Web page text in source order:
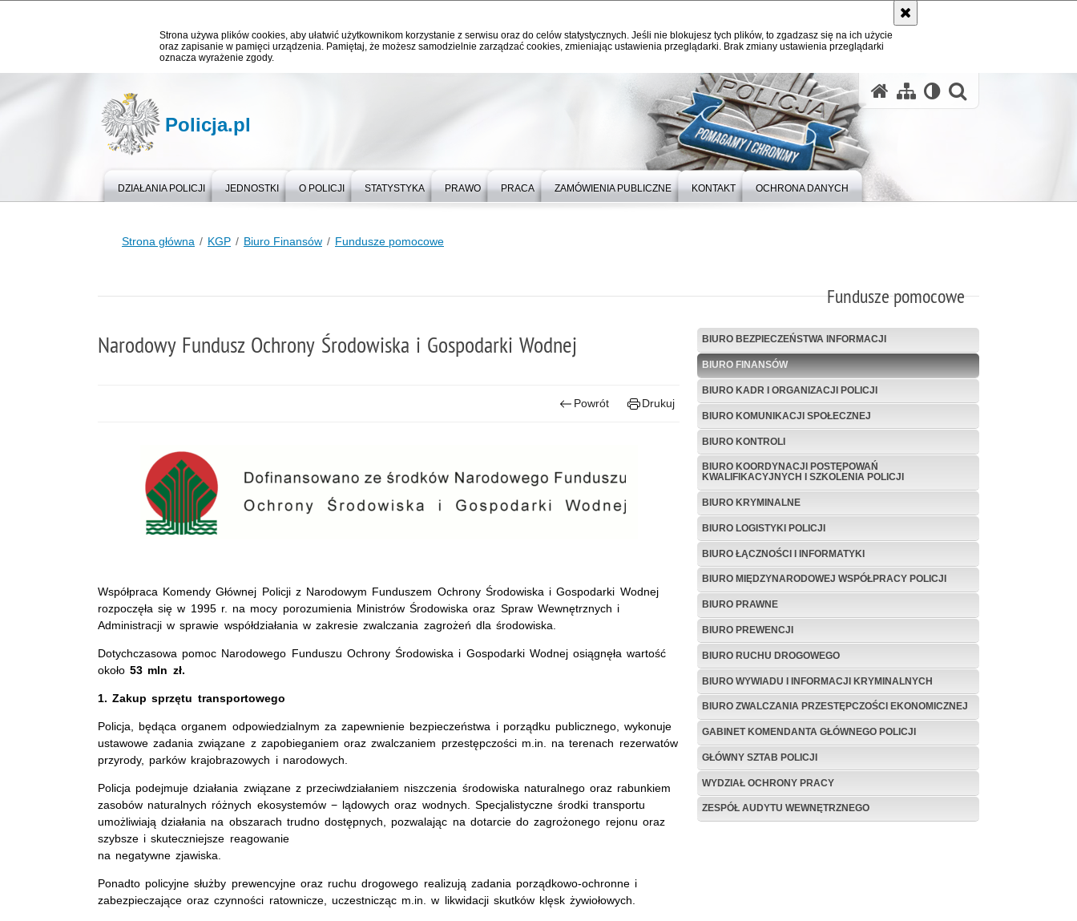
Strona używa plików cookies, aby ułatwić użytkownikom korzystanie z serwisu oraz do celów statystycznych. Jeśli nie blokujesz tych plików, to zgadzasz się na ich użycie
oraz zapisanie w pamięci urządzenia. Pamiętaj, że możesz samodzielnie zarządzać cookies, zmieniając ustawienia przeglądarki. Brak zmiany ustawienia przeglądarki
oznacza wyrażenie zgody.
Policja.pl
DZIAŁANIA POLICJI JEDNOSTKI O POLICJI STATYSTYKA PRAWO PRACA ZAMÓWIENIA PUBLICZNE KONTAKT OCHRONA DANYCH
Strona główna KGP Biuro Finansów Fundusze pomocowe
Fundusze pomocowe
Narodowy Fundusz Ochrony Środowiska i Gospodarki Wodnej
Powrót Drukuj
Współpraca Komendy Głównej Policji z Narodowym Funduszem Ochrony Środowiska i Gospodarki Wodnej
rozpoczęła się w 1995 r. na mocy porozumienia Ministrów Środowiska oraz Spraw Wewnętrznych i
Administracji w sprawie współdziałania w zakresie zwalczania zagrożeń dla środowiska.
Dotychczasowa pomoc Narodowego Funduszu Ochrony Środowiska i Gospodarki Wodnej osiągnęła wartość
około53 mln zł.
1.Zakup sprzętu transportowego
Policja, będąca organem odpowiedzialnym za zapewnienie bezpieczeństwa i porządku publicznego, wykonuje
ustawowe zadania związane z zapobieganiem oraz zwalczaniem przestępczości m.in. na terenach rezerwatów
przyrody, parków krajobrazowych i narodowych.
Policja podejmuje działania związane z przeciwdziałaniem niszczenia środowiska naturalnego oraz rabunkiem
zasobów naturalnych różnych ekosystemów − lądowych oraz wodnych. Specjalistyczne środki transportu
umożliwiają działania na obszarach trudno dostępnych, pozwalając na dotarcie do zagrożonego rejonu oraz
szybsze i skuteczniejsze reagowanie
na negatywne zjawiska.
Ponadto policyjne służby prewencyjne oraz ruchu drogowego realizują zadania porządkowo-ochronne i
zabezpieczające oraz czynności ratownicze, uczestnicząc m.in. w likwidacji skutków klęsk żywiołowych.
BIURO BEZPIECZEŃSTWA INFORMACJI
BIURO FINANSÓW
BIURO KADR I ORGANIZACJI POLICJI
BIURO KOMUNIKACJI SPOŁECZNEJ
BIURO KONTROLI
BIURO KOORDYNACJI POSTĘPOWAŃ
KWALIFIKACYJNYCH I SZKOLENIA POLICJI
BIURO KRYMINALNE
BIURO LOGISTYKI POLICJI
BIURO ŁĄCZNOŚCI I INFORMATYKI
BIURO MIĘDZYNARODOWEJ WSPÓŁPRACY POLICJI
BIURO PRAWNE
BIURO PREWENCJI
BIURO RUCHU DROGOWEGO
BIURO WYWIADU I INFORMACJI KRYMINALNYCH
BIURO ZWALCZANIA PRZESTĘPCZOŚCI EKONOMICZNEJ
GABINET KOMENDANTA GŁÓWNEGO POLICJI
GŁÓWNY SZTAB POLICJI
WYDZIAŁ OCHRONY PRACY
ZESPÓŁ AUDYTU WEWNĘTRZNEGO